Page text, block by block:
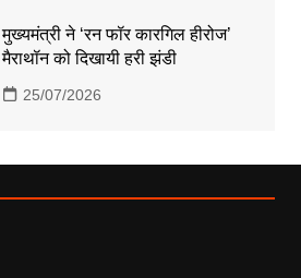
मुख्यमंत्री ने ‘रन फॉर कारगिल हीरोज’
मैराथॉन को दिखायी हरी झंडी
25/07/2026